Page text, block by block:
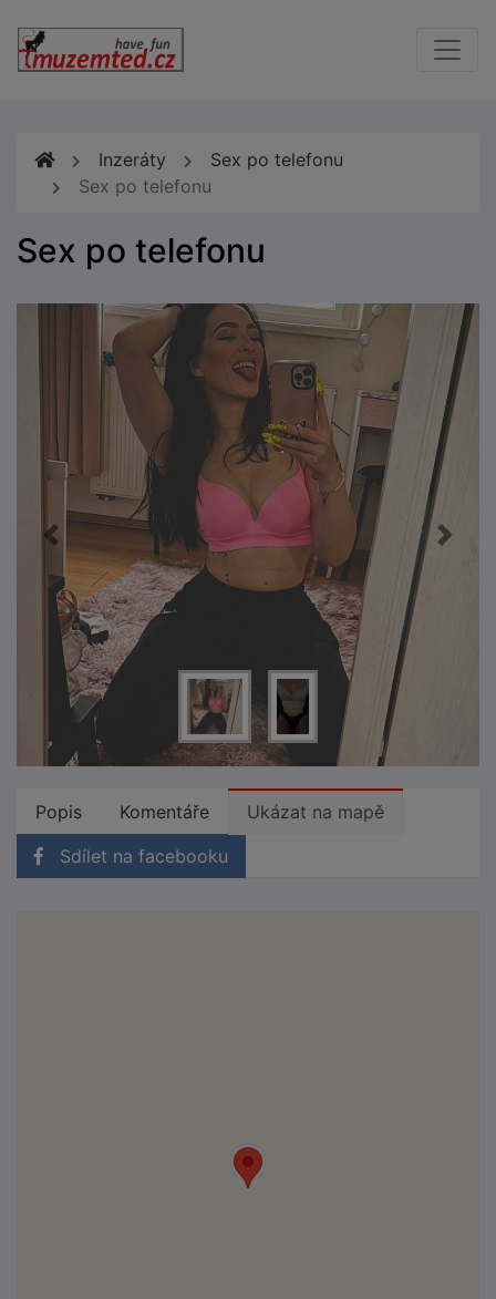
Inzeráty
Sex po telefonu
Sex po telefonu
Sex po telefonu
Popis Komentáře
Ukázat na mapě
Sdílet na facebooku